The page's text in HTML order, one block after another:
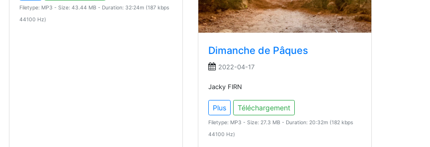
Filetype: MP3 - Size: 43.44 MB - Duration: 32:24m (187 kbps
44100 Hz)
Dimanche de Pâques
2022-04-17
Jacky FIRN
Plus Téléchargement
Filetype: MP3 - Size: 27.3 MB - Duration: 20:32m (182 kbps
44100 Hz)